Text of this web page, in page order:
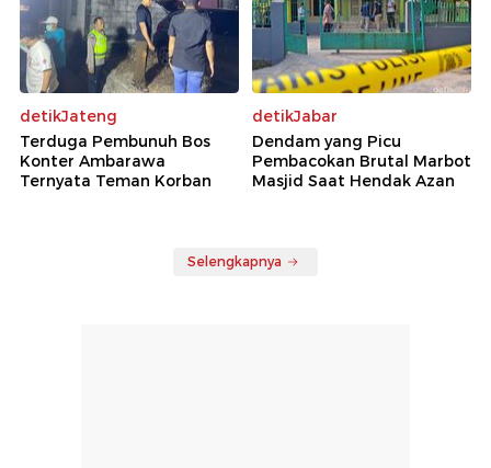
detikJateng
Terduga Pembunuh Bos
Konter Ambarawa
Ternyata Teman Korban
detikJabar
Dendam yang Picu
Pembacokan Brutal Marbot
Masjid Saat Hendak Azan
Selengkapnya